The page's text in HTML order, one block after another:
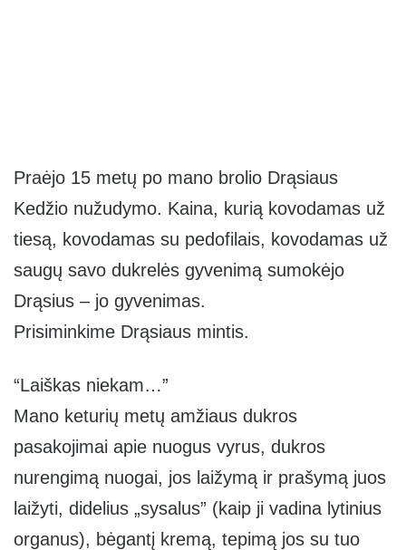
Praėjo 15 metų po mano brolio Drąsiaus
Kedžio nužudymo. Kaina, kurią kovodamas už
tiesą, kovodamas su pedofilais, kovodamas už
saugų savo dukrelės gyvenimą sumokėjo
Drąsius – jo gyvenimas.
Prisiminkime Drąsiaus mintis.
“Laiškas niekam…”
Mano keturių metų amžiaus dukros
pasakojimai apie nuogus vyrus, dukros
nurengimą nuogai, jos laižymą ir prašymą juos
laižyti, didelius „sysalus” (kaip ji vadina lytinius
organus), bėgantį kremą, tepimą jos su tuo